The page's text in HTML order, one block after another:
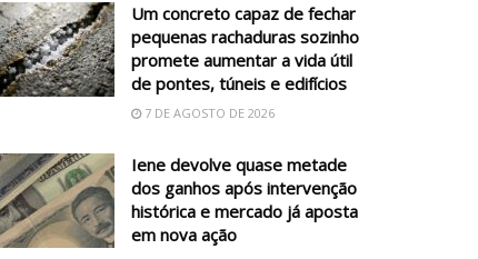
Um concreto capaz de fechar
pequenas rachaduras sozinho
promete aumentar a vida útil
de pontes, túneis e edifícios
7 DE AGOSTO DE 2026
Iene devolve quase metade
dos ganhos após intervenção
histórica e mercado já aposta
em nova ação